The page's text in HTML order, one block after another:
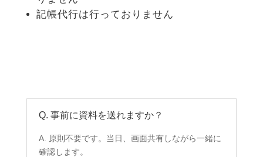
記帳代行は行っておりません
Q. 事前に資料を送れますか？
A. 原則不要です。当日、画面共有しながら一緒に
確認します。